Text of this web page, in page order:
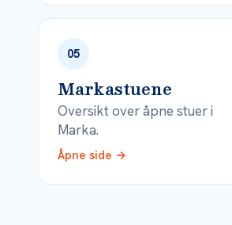
05
Markastuene
Oversikt over åpne stuer i
Marka.
Åpne side →